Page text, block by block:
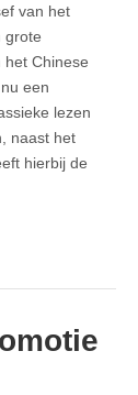
van het
grote
Chinese
een
lezen
naast het
hierbij de